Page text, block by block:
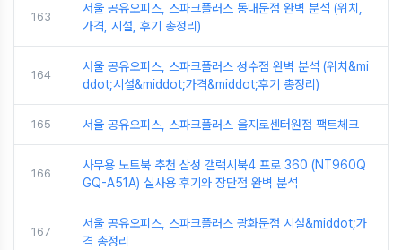
163
서울 공유오피스, 스파크플러스 동대문점 완벽 분석 (위치,
가격, 시설, 후기 총정리)
164
서울 공유오피스, 스파크플러스 성수점 완벽 분석 (위치&mi
ddot;시설&middot;가격&middot;후기 총정리)
165 서울 공유오피스, 스파크플러스 을지로센터원점 팩트체크
166
사무용 노트북 추천 삼성 갤럭시북4 프로 360 (NT960Q
GQ-A51A) 실사용 후기와 장단점 완벽 분석
167
서울 공유오피스, 스파크플러스 광화문점 시설&middot;가
격 총정리